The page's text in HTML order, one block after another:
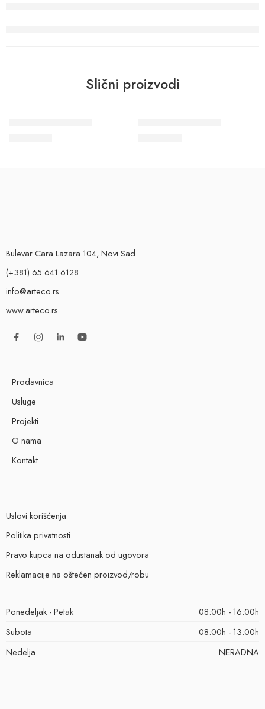
Slični proizvodi
Bulevar Cara Lazara 104, Novi Sad
(+381) 65 641 6128
info@arteco.rs
www.arteco.rs
Prodavnica
Usluge
Projekti
O nama
Kontakt
Uslovi korišćenja
Politika privatnosti
Pravo kupca na odustanak od ugovora
Reklamacije na oštećen proizvod/robu
Ponedeljak - Petak
08:00h - 16:00h
Subota
08:00h - 13:00h
Nedelja
NERADNA